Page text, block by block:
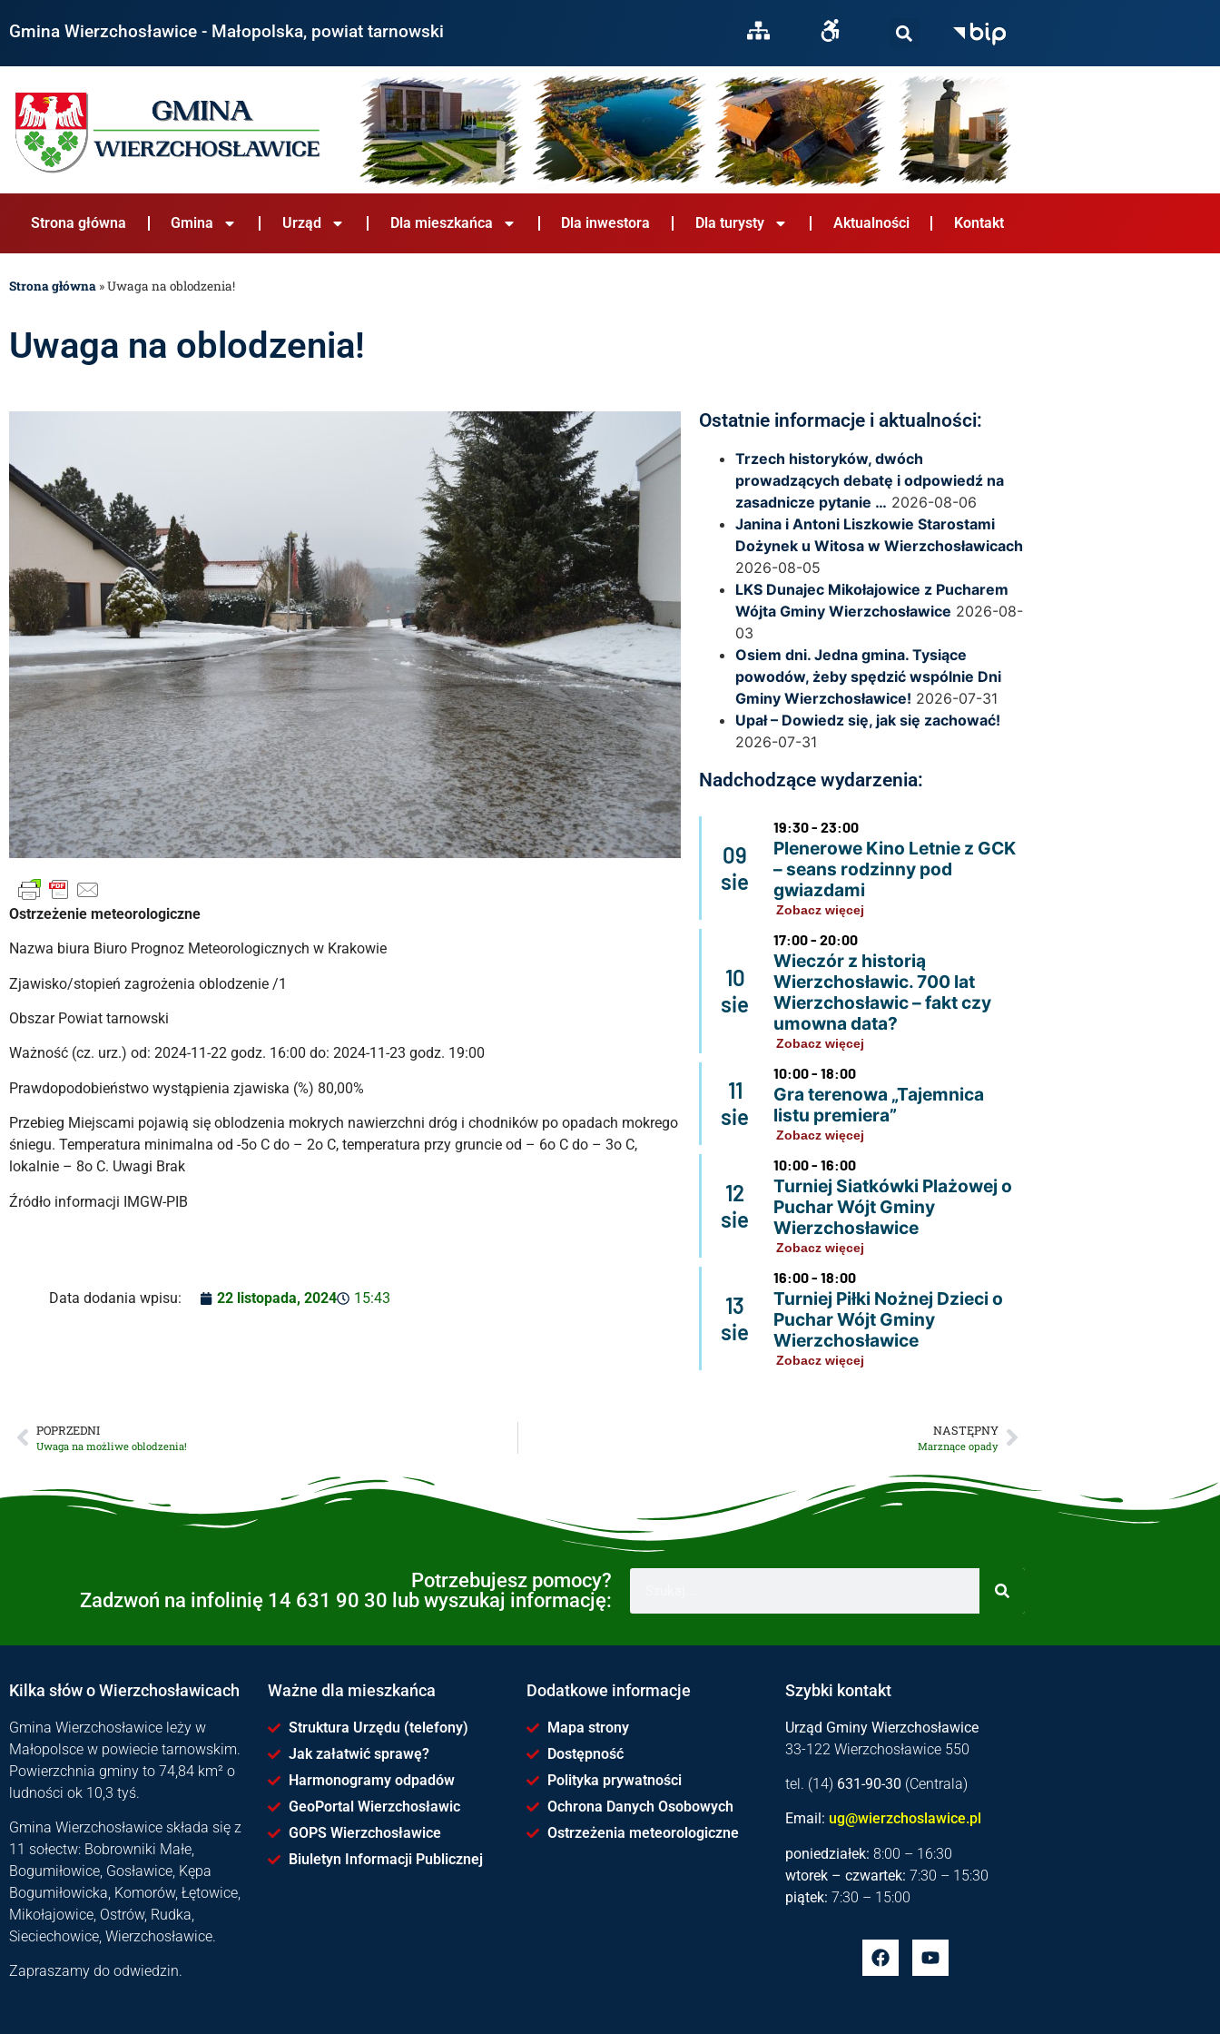
Gmina Wierzchosławice - Małopolska, powiat tarnowski
Strona główna Gmina Urząd Dla mieszkańca Dla inwestora Dla turysty Aktualności Kontakt
Strona główna »Uwaga na oblodzenia!
Uwaga na oblodzenia!
Ostrzeżenie meteorologiczne
Nazwa biura Biuro Prognoz Meteorologicznych w Krakowie
Zjawisko/stopień zagrożenia oblodzenie /1
Obszar Powiat tarnowski
Ważność (cz. urz.) od: 2024-11-22 godz. 16:00 do: 2024-11-23 godz. 19:00
Prawdopodobieństwo wystąpienia zjawiska (%) 80,00%
Przebieg Miejscami pojawią się oblodzenia mokrych nawierzchni dróg i chodników po opadach mokrego
śniegu. Temperatura minimalna od -5o C do – 2o C, temperatura przy gruncie od – 6o C do – 3o C,
lokalnie – 8o C. Uwagi Brak
Źródło informacji IMGW-PIB
Data dodania wpisu: 22 listopada, 2024 15:43
Ostatnie informacje i aktualności:
Trzech historyków, dwóch
prowadzących debatę i odpowiedź na
zasadnicze pytanie … 2026-08-06
Janina i Antoni Liszkowie Starostami
Dożynek u Witosa w Wierzchosławicach
2026-08-05
LKS Dunajec Mikołajowice z Pucharem
Wójta Gminy Wierzchosławice 2026-08-
03
Osiem dni. Jedna gmina. Tysiące
powodów, żeby spędzić wspólnie Dni
Gminy Wierzchosławice! 2026-07-31
Upał – Dowiedz się, jak się zachować!
2026-07-31
Nadchodzące wydarzenia:
09
sie
19:30 - 23:00
Plenerowe Kino Letnie z GCK
– seans rodzinny pod
gwiazdami
Zobacz więcej
10
sie
17:00 - 20:00
Wieczór z historią
Wierzchosławic. 700 lat
Wierzchosławic – fakt czy
umowna data?
Zobacz więcej
11
sie
10:00 - 18:00
Gra terenowa „Tajemnica
listu premiera”
Zobacz więcej
12
sie
10:00 - 16:00
Turniej Siatkówki Plażowej o
Puchar Wójt Gminy
Wierzchosławice
Zobacz więcej
13
sie
16:00 - 18:00
Turniej Piłki Nożnej Dzieci o
Puchar Wójt Gminy
Wierzchosławice
Zobacz więcej
POPRZEDNI
Uwaga na możliwe oblodzenia!
NASTĘPNY
Marznące opady
Potrzebujesz pomocy?
Zadzwoń na infolinię 14 631 90 30 lub wyszukaj informację:
Kilka słów o Wierzchosławicach
Gmina Wierzchosławice leży w
Małopolsce w powiecie tarnowskim.
Powierzchnia gminy to 74,84 km² o
ludności ok 10,3 tyś.
Gmina Wierzchosławice składa się z
11 sołectw: Bobrowniki Małe,
Bogumiłowice, Gosławice, Kępa
Bogumiłowicka, Komorów, Łętowice,
Mikołajowice, Ostrów, Rudka,
Sieciechowice, Wierzchosławice.
Zapraszamy do odwiedzin.
Ważne dla mieszkańca
Struktura Urzędu (telefony)
Jak załatwić sprawę?
Harmonogramy odpadów
GeoPortal Wierzchosławic
GOPS Wierzchosławice
Biuletyn Informacji Publicznej
Dodatkowe informacje
Mapa strony
Dostępność
Polityka prywatności
Ochrona Danych Osobowych
Ostrzeżenia meteorologiczne
Szybki kontakt
Urząd Gminy Wierzchosławice
33-122 Wierzchosławice 550
tel. (14) 631-90-30 (Centrala)
Email: ug@wierzchoslawice.pl
poniedziałek: 8:00 – 16:30
wtorek – czwartek: 7:30 – 15:30
piątek: 7:30 – 15:00